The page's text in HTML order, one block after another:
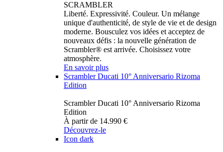
SCRAMBLER
Liberté. Expressivité. Couleur. Un mélange
unique d'authenticité, de style de vie et de design
moderne. Bousculez vos idées et acceptez de
nouveaux défis : la nouvelle génération de
Scrambler® est arrivée. Choisissez votre
atmosphère.
En savoir plus
Scrambler Ducati 10° Anniversario Rizoma
Edition
Scrambler Ducati 10° Anniversario Rizoma
Edition
À partir de 14.990 €
Découvrez-le
Icon dark